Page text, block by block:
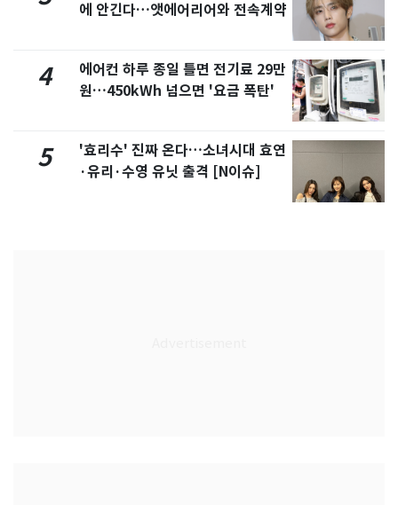
에 안긴다…앳에어리어와 전속계약
4
에어컨 하루 종일 틀면 전기료 29만
원…450kWh 넘으면 '요금 폭탄'
5
'효리수' 진짜 온다…소녀시대 효연
·유리·수영 유닛 출격 [N이슈]